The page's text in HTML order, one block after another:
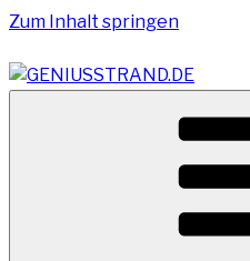
Zum Inhalt springen
Vom Geniusstrand zum
Terminal Wilhelmshaven